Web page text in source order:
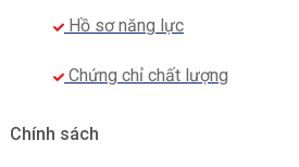
Hồ sơ năng lực
Chứng chỉ chất lượng
Chính sách